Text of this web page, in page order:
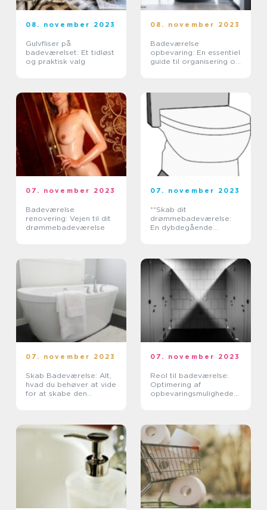
08. november 2023
Gulvfliser på
badeværelset: Et tidløst
og praktisk valg
08. november 2023
Badeværelse
opbevaring: En essentiel
guide til organisering og
07. november 2023
Badeværelse
renovering: Vejen til dit
drømmebadeværelse
07. november 2023
**Skab dit
drømmebadeværelse:
En dybdegående
07. november 2023
Skab Badeværelse: Alt,
hvad du behøver at vide
for at skabe den
07. november 2023
Reol til badeværelse:
Optimering af
opbevaringsmuligheder